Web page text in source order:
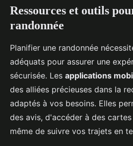
Ressources et outils
randonnée
Planifier une randonnée
adéquats pour assurer une
sécurisée. Les applications
des alliées précieuses dans la
adaptés à vos besoins. Elles
des avis, d'accéder à des
même de suivre vos trajets en